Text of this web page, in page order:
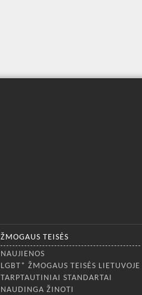
ŽMOGAUS TEISĖS
NAUJIENOS
LGBT* ŽMOGAUS TEISĖS LIETUVOJE
TARPTAUTINIAI STANDARTAI
NAUDINGA ŽINOTI